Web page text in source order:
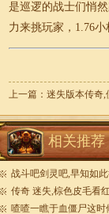
是巡逻的战士们悄
力来挑玩家， 1.76小
上一篇： 迷失版本传奇,
相关推荐
战斗吧剑灵吧,早知如
传奇 迷失,棕色皮毛看
喳喳一瞧于血僵尸这时